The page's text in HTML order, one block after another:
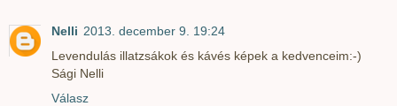
Nelli 2013. december 9. 19:24
Levendulás illatzsákok és kávés képek a kedvenceim:-)
Sági Nelli
Válasz